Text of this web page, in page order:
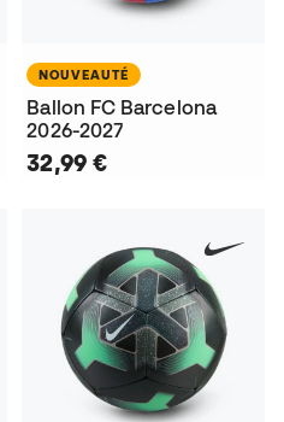
NOUVEAUTÉ
Ballon FC Barcelona
2026-2027
32,99 €